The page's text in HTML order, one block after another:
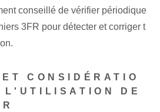
conseillé de vérifier périodique
3FR pour détecter et corriger t
CONSIDÉRATIO
L'UTILISATION DE